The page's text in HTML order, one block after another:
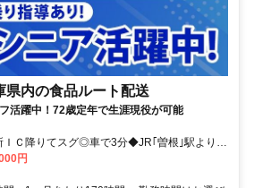
内の食品ルート配送
活躍中！72歳定年で生涯現役が可能
Ｃ降りてスグ◎車で3分◆JR｢曽根｣駅より徒
通勤ＯＫ！
円